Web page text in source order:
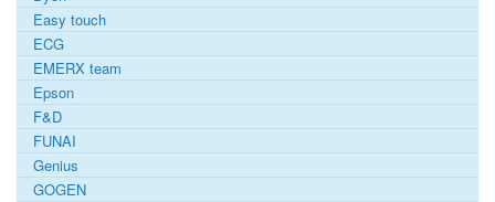
Easy touch
ECG
EMERX team
Epson
F&D
FUNAI
Genius
GOGEN